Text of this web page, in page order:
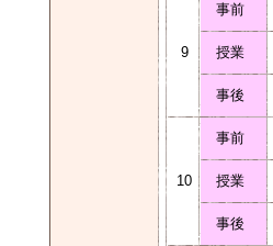
9
事前
授業
事後
10
事前
授業
事後